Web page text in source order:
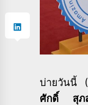
บ่ายวันนี้
ศักดิ์ สุภ